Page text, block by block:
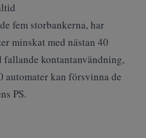
fem storbankerna, har
minskat med nästan 40
kontantanvändning,
kan försvinna de
PS.